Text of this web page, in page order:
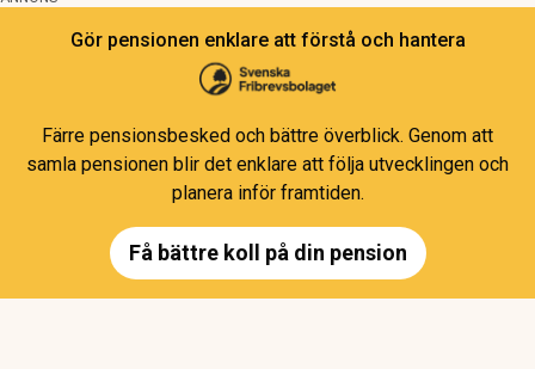
Gör pensionen enklare att förstå och hantera
Färre pensionsbesked och bättre överblick. Genom att
samla pensionen blir det enklare att följa utvecklingen och
planera inför framtiden.
Få bättre koll på din pension